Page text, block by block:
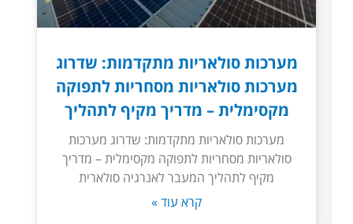
מערכות סולאריות מתקדמות: שדרוג
מערכות סולאריות מסחריות לתפוקה
מקסימלית – מדריך מקיף לתהליך
מערכות סולאריות מתקדמות: שדרוג מערכות
סולאריות מסחריות לתפוקה מקסימלית – מדריך
מקיף לתהליך המעבר לאנרגיה סולארית
קרא עוד »